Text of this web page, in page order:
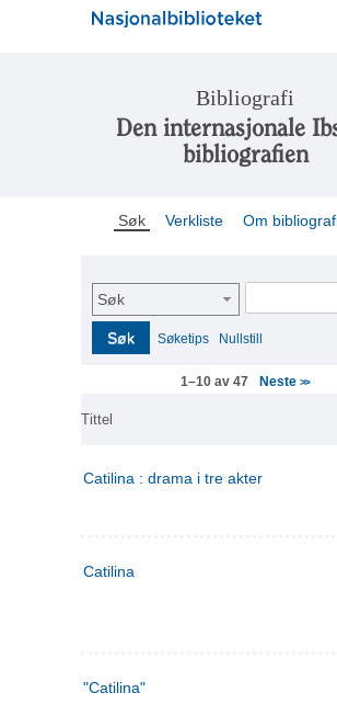
Bibliografi
Den internasjonale
bibliografien
Søk Verkliste Om
Søk
Søk Søketips Nullstill
1–10 av 47 Neste>>
Tittel
Catilina : drama i tre akter
Catilina
"Catilina"